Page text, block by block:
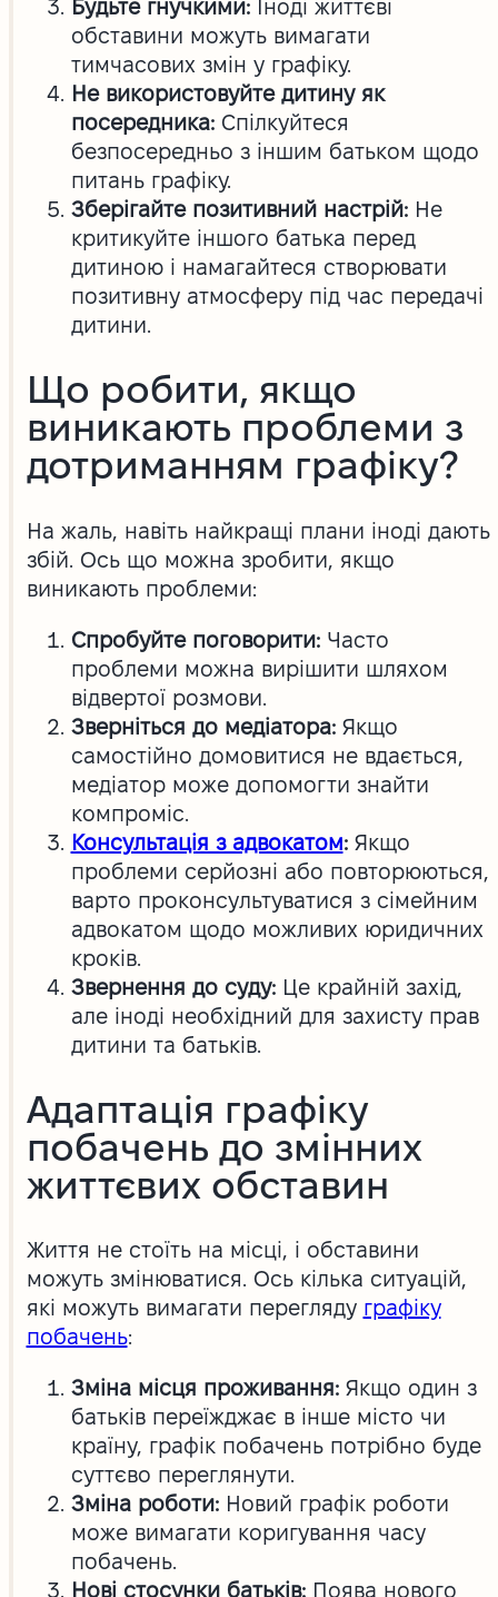
Будьте гнучкими:Іноді життєві
обставини можуть вимагати
тимчасових змін у графіку.
Не використовуйте дитину як
посередника:Спілкуйтеся
безпосередньо з іншим батьком щодо
питань графіку.
Зберігайте позитивний настрій:Не
критикуйте іншого батька перед
дитиною і намагайтеся створювати
позитивну атмосферу під час передачі
дитини.
Що робити, якщо
виникають проблеми з
дотриманням графіку?
На жаль, навіть найкращі плани іноді дають
збій. Ось що можна зробити, якщо
виникають проблеми:
Спробуйте поговорити:Часто
проблеми можна вирішити шляхом
відвертої розмови.
Зверніться до медіатора:Якщо
самостійно домовитися не вдається,
медіатор може допомогти знайти
компроміс.
Консультація з адвокатом:Якщо
проблеми серйозні або повторюються,
варто проконсультуватися з сімейним
адвокатом щодо можливих юридичних
кроків.
Звернення до суду:Це крайній захід,
але іноді необхідний для захисту прав
дитини та батьків.
Адаптація графіку
побачень до змінних
життєвих обставин
Життя не стоїть на місці, і обставини
можуть змінюватися. Ось кілька ситуацій,
які можуть вимагати перегляду графіку
побачень:
Зміна місця проживання:Якщо один з
батьків переїжджає в інше місто чи
країну, графік побачень потрібно буде
суттєво переглянути.
Зміна роботи:Новий графік роботи
може вимагати коригування часу
побачень.
Нові стосунки батьків:Поява нового